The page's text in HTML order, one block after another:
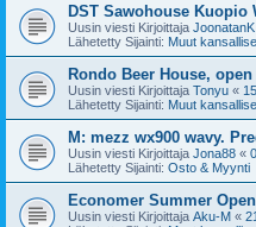
DST Sawohouse Kuopio
Uusin viesti Kirjoittaja JoonatanK
Lähetetty Sijainti: Muut
Rondo Beer House,
Uusin viesti Kirjoittaja Tonyu «
Lähetetty Sijainti: Muut
M: mezz wx900 wavy.
Uusin viesti Kirjoittaja Jona88 «
Lähetetty Sijainti: Osto & Myynti
Economer Summer
Uusin viesti Kirjoittaja Aku-M «